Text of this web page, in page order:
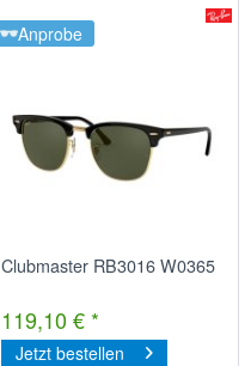
Anprobe
Clubmaster RB3016 W0365
119,10 € *
Jetzt bestellen